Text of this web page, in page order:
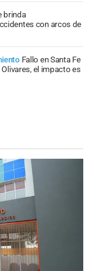
brinda
con arcos de
Fallo en Santa Fe
el impacto es